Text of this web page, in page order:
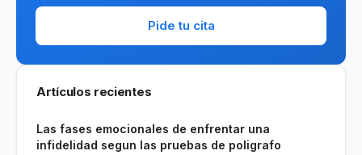
Pide tu cita
Artículos recientes
Las fases emocionales de enfrentar una
infidelidad segun las pruebas de poligrafo